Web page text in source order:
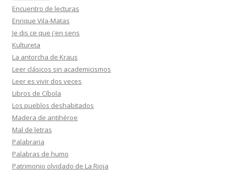
Encuentro de lecturas
Enrique Vila-Matas
Je dis ce que j'en sens
Kultureta
La antorcha de Kraus
Leer clásicos sin academicismos
Leer es vivir dos veces
Libros de Cíbola
Los pueblos deshabitados
Madera de antihéroe
Mal de letras
Palabraria
Palabras de humo
Patrimonio olvidado de La Rioja